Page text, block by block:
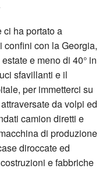
ci ha portato a
con la Georgia,
e meno di 40° in
sfavillanti e il
per immetterci su
da volpi ed
camion diretti e
di produzione
diroccate ed
e fabbriche